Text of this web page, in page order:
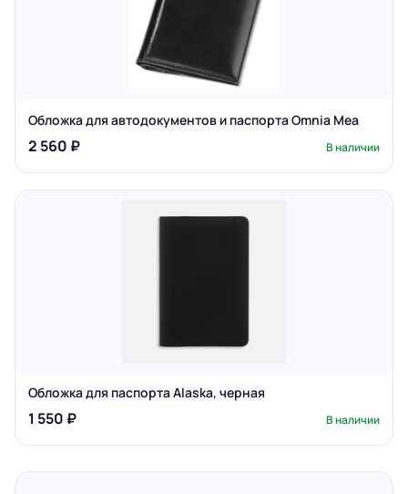
Обложка для автодокументов и паспорта Omnia Mea
2 560 ₽ В наличии
Обложка для паспорта Alaska, черная
1 550 ₽ В наличии